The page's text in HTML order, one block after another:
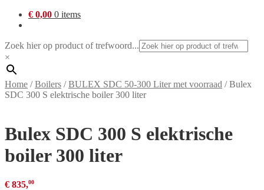
€ 0,00 0 items
Zoek hier op product of trefwoord...
×
Home /Boilers /BULEX SDC 50-300 Liter met voorraad /Bulex
SDC 300 S elektrische boiler 300 liter
Bulex SDC 300 S elektrische
boiler 300 liter
€ 835,00